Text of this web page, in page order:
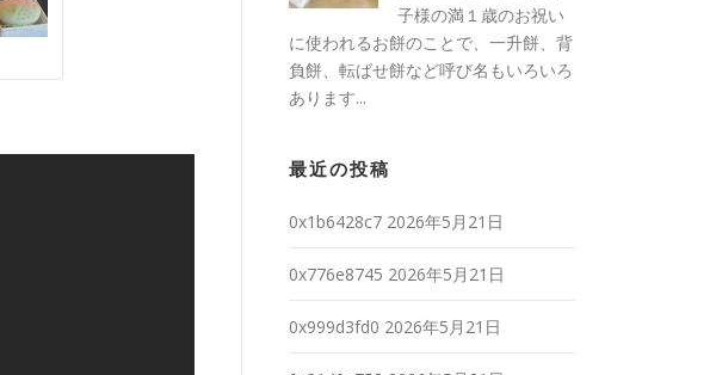
子様の満１歳のお祝い
に使われるお餅のことで、一升餅、背
負餅、転ばせ餅など呼び名もいろいろ
あります...
最近の投稿
0x1b6428c7 2026年5月21日
0x776e8745 2026年5月21日
0x999d3fd0 2026年5月21日